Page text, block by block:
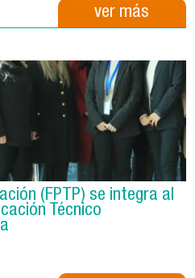
ver más
(FPTP) se integra al
Técnico